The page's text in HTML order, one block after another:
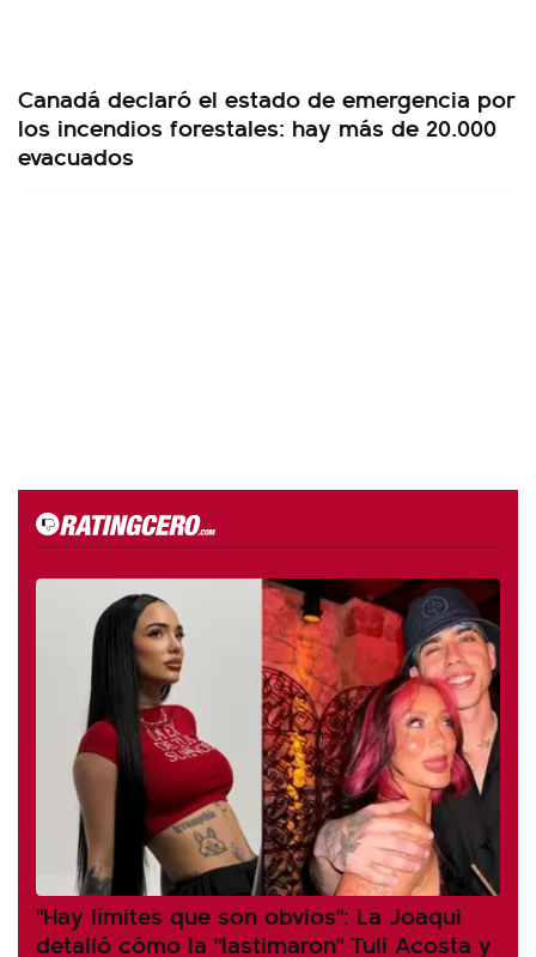
Canadá declaró el estado de emergencia por
los incendios forestales: hay más de 20.000
evacuados
"Hay límites que son obvios": La Joaqui
detalló cómo la "lastimaron" Tuli Acosta y